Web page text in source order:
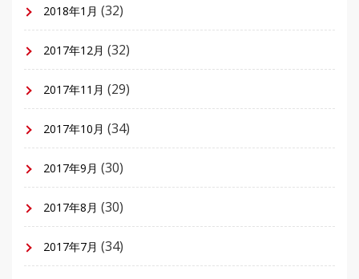
2018年1月 (32)
2017年12月 (32)
2017年11月 (29)
2017年10月 (34)
2017年9月 (30)
2017年8月 (30)
2017年7月 (34)